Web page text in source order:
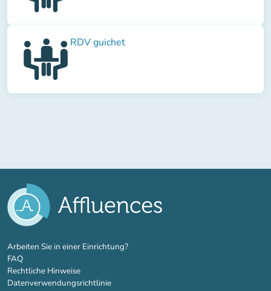
RDV guichet
Arbeiten Sie in einer Einrichtung?(new tab)
FAQ
Rechtliche Hinweise
Datenverwendungsrichtlinie